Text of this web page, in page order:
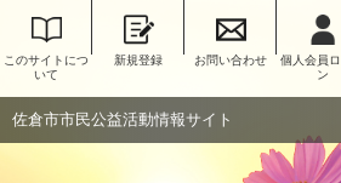
このサイトにつ
いて
新規登録 お問い合わせ
個人会員
ン
佐倉市市民公益活動情報サイト